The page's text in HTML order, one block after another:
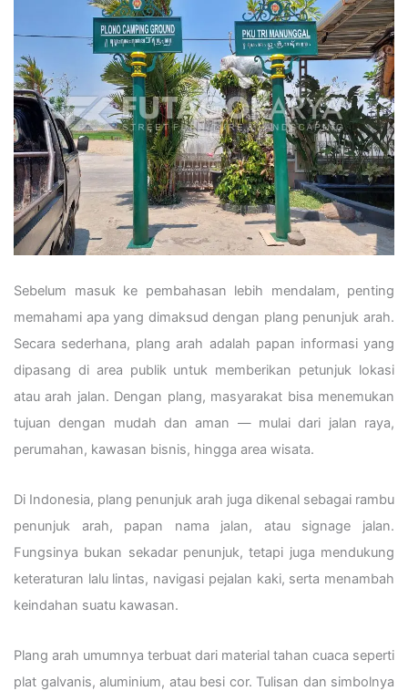
Sebelum masuk ke pembahasan lebih mendalam, penting
memahami apa yang dimaksud dengan plang penunjuk arah.
Secara sederhana, plang arah adalah papan informasi yang
dipasang di area publik untuk memberikan petunjuk lokasi
atau arah jalan. Dengan plang, masyarakat bisa menemukan
tujuan dengan mudah dan aman — mulai dari jalan raya,
perumahan, kawasan bisnis, hingga area wisata.
Di Indonesia, plang penunjuk arah juga dikenal sebagai rambu
penunjuk arah, papan nama jalan, atau signage jalan.
Fungsinya bukan sekadar penunjuk, tetapi juga mendukung
keteraturan lalu lintas, navigasi pejalan kaki, serta menambah
keindahan suatu kawasan.
Plang arah umumnya terbuat dari material tahan cuaca seperti
plat galvanis, aluminium, atau besi cor. Tulisan dan simbolnya